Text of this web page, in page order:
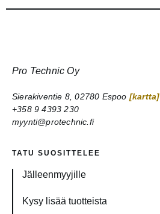
Pro Technic Oy
Sierakiventie 8, 02780 Espoo [kartta]
+358 9 4393 230
myynti@protechnic.fi
TATU SUOSITTELEE
Jälleenmyyjille
Kysy lisää tuotteista